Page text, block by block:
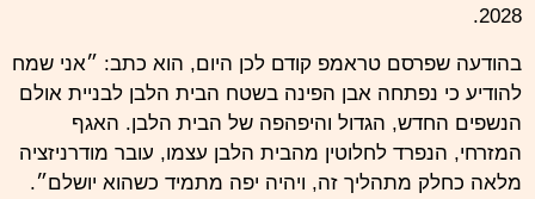
2028.
בהודעה שפרסם טראמפ קודם לכן היום, הוא כתב: ״אני שמח
להודיע כי נפתחה אבן הפינה בשטח הבית הלבן לבניית אולם
הנשפים החדש, הגדול והיפהפה של הבית הלבן. האגף
המזרחי, הנפרד לחלוטין מהבית הלבן עצמו, עובר מודרניזציה
מלאה כחלק מתהליך זה, ויהיה יפה מתמיד כשהוא יושלם״.